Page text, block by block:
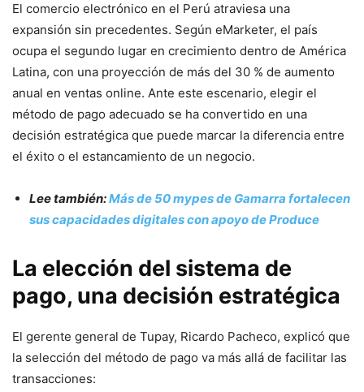
El comercio electrónico en el Perú atraviesa una
expansión sin precedentes. Según eMarketer, el país
ocupa el segundo lugar en crecimiento dentro de América
Latina, con una proyección de más del 30 % de aumento
anual en ventas online. Ante este escenario, elegir el
método de pago adecuado se ha convertido en una
decisión estratégica que puede marcar la diferencia entre
el éxito o el estancamiento de un negocio.
Lee también:Más de 50 mypes de Gamarra fortalecen
sus capacidades digitales con apoyo de Produce
La elección del sistema de
pago, una decisión estratégica
El gerente general de Tupay, Ricardo Pacheco, explicó que
la selección del método de pago va más allá de facilitar las
transacciones: